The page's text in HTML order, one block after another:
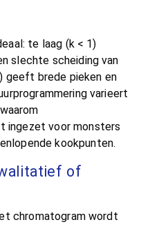
te laag (k < 1)
slechte scheiding van
geeft brede pieken en
varieert
ingezet voor monsters
kookpunten.
of
chromatogram wordt